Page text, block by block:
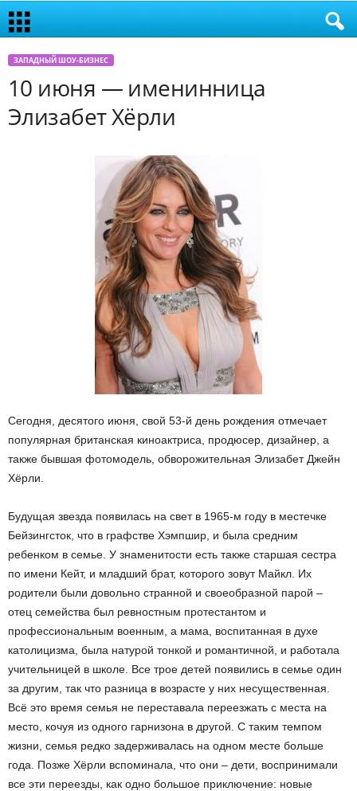
ЗАПАДНЫЙ ШОУ-БИЗНЕС
10 июня — именинница
Элизабет Хёрли
Сегодня, десятого июня, свой 53-й день рождения отмечает
популярная британская киноактриса, продюсер, дизайнер, а
также бывшая фотомодель, обворожительная Элизабет Джейн
Хёрли.
Будущая звезда появилась на свет в 1965-м году в местечке
Бейзингсток, что в графстве Хэмпшир, и была средним
ребенком в семье. У знаменитости есть также старшая сестра
по имени Кейт, и младший брат, которого зовут Майкл. Их
родители были довольно странной и своеобразной парой –
отец семейства был ревностным протестантом и
профессиональным военным, а мама, воспитанная в духе
католицизма, была натурой тонкой и романтичной, и работала
учительницей в школе. Все трое детей появились в семье один
за другим, так что разница в возрасте у них несущественная.
Всё это время семья не переставала переезжать с места на
место, кочуя из одного гарнизона в другой. С таким темпом
жизни, семья редко задерживалась на одном месте больше
года. Позже Хёрли вспоминала, что они – дети, воспринимали
все эти переезды, как одно большое приключение: новые